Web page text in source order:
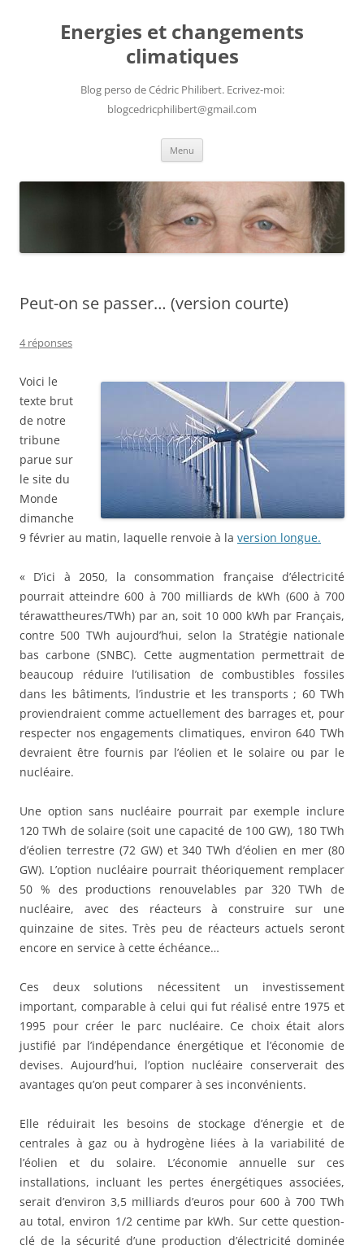
contenuEnergies et changements
climatiques
Blog perso de Cédric Philibert. Ecrivez-moi:
blogcedricphilibert@gmail.com
Menu
Peut-on se passer… (version courte)
4 réponses
Voici le
texte brut
de notre
tribune
parue sur
le site du
Monde
dimanche
9 février au matin, laquelle renvoie à la version longue.
« D’ici à 2050, la consommation française d’électricité
pourrait atteindre 600 à 700 milliards de kWh (600 à 700
térawattheures/TWh) par an, soit 10 000 kWh par Français,
contre 500 TWh aujourd’hui, selon la Stratégie nationale
bas carbone (SNBC). Cette augmentation permettrait de
beaucoup réduire l’utilisation de combustibles fossiles
dans les bâtiments, l’industrie et les transports ; 60 TWh
proviendraient comme actuellement des barrages et, pour
respecter nos engagements climatiques, environ 640 TWh
devraient être fournis par l’éolien et le solaire ou par le
nucléaire.
Une option sans nucléaire pourrait par exemple inclure
120 TWh de solaire (soit une capacité de 100 GW), 180 TWh
d’éolien terrestre (72 GW) et 340 TWh d’éolien en mer (80
GW). L’option nucléaire pourrait théoriquement remplacer
50 % des productions renouvelables par 320 TWh de
nucléaire, avec des réacteurs à construire sur une
quinzaine de sites. Très peu de réacteurs actuels seront
encore en service à cette échéance…
Ces deux solutions nécessitent un investissement
important, comparable à celui qui fut réalisé entre 1975 et
1995 pour créer le parc nucléaire. Ce choix était alors
justifié par l’indépendance énergétique et l’économie de
devises. Aujourd’hui, l’option nucléaire conserverait des
avantages qu’on peut comparer à ses inconvénients.
Elle réduirait les besoins de stockage d’énergie et de
centrales à gaz ou à hydrogène liées à la variabilité de
l’éolien et du solaire. L’économie annuelle sur ces
installations, incluant les pertes énergétiques associées,
serait d’environ 3,5 milliards d’euros pour 600 à 700 TWh
au total, environ 1/2 centime par kWh. Sur cette question-
clé de la sécurité d’une production d’électricité dominée